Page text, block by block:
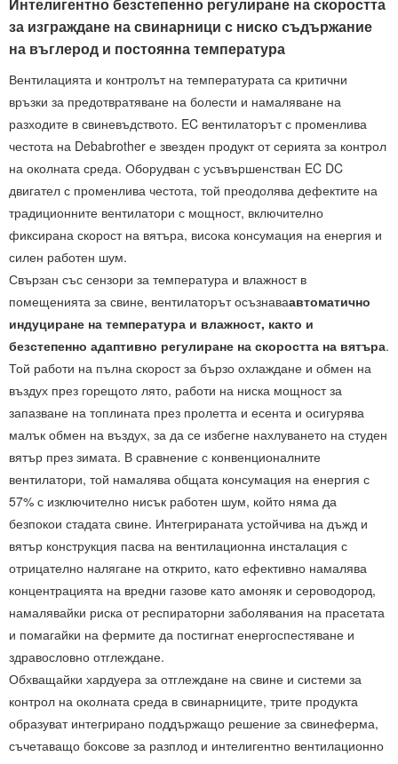
за изграждане на свинарници с ниско съдържание
на въглерод и постоянна температура
Вентилацията и контролът на температурата са критични
връзки за предотвратяване на болести и намаляване на
разходите в свиневъдството. EC вентилаторът с променлива
честота на Debabrother е звезден продукт от серията за контрол
на околната среда. Оборудван с усъвършенстван EC DC
двигател с променлива честота, той преодолява дефектите на
традиционните вентилатори с мощност, включително
фиксирана скорост на вятъра, висока консумация на енергия и
силен работен шум.
Свързан със сензори за температура и влажност в
помещенията за свине, вентилаторът осъзнаваавтоматично
индуциране на температура и влажност, както и
безстепенно адаптивно регулиране на скоростта на вятъра.
Той работи на пълна скорост за бързо охлаждане и обмен на
въздух през горещото лято, работи на ниска мощност за
запазване на топлината през пролетта и есента и осигурява
малък обмен на въздух, за да се избегне нахлуването на студен
вятър през зимата. В сравнение с конвенционалните
вентилатори, той намалява общата консумация на енергия с
57% с изключително нисък работен шум, който няма да
безпокои стадата свине. Интегрираната устойчива на дъжд и
вятър конструкция пасва на вентилационна инсталация с
отрицателно налягане на открито, като ефективно намалява
концентрацията на вредни газове като амоняк и сероводород,
намалявайки риска от респираторни заболявания на прасетата
и помагайки на фермите да постигнат енергоспестяване и
здравословно отглеждане.
Обхващайки хардуера за отглеждане на свине и системи за
контрол на околната среда в свинарниците, трите продукта
образуват интегрирано поддържащо решение за свинеферма,
съчетаващо боксове за разплод и интелигентно вентилационно